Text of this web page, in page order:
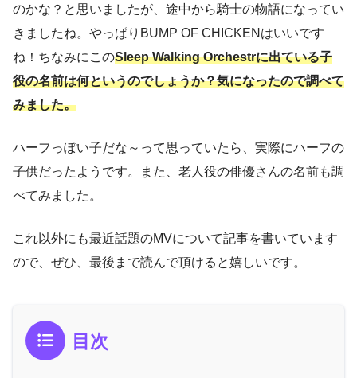
のかな？と思いましたが、途中から騎士の物語になってい
きましたね。やっぱりBUMP OF CHICKENはいいです
ね！ちなみにこのSleep Walking Orchestrに出ている子
役の名前は何というのでしょうか？気になったので調べて
みました。
ハーフっぽい子だな～って思っていたら、実際にハーフの
子供だったようです。また、老人役の俳優さんの名前も調
べてみました。
これ以外にも最近話題のMVについて記事を書いています
ので、ぜひ、最後まで読んで頂けると嬉しいです。
目次